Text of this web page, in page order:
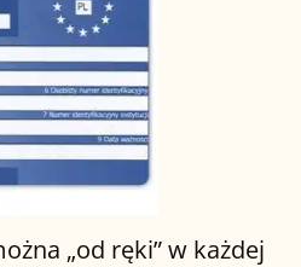
„od ręki” w każdej